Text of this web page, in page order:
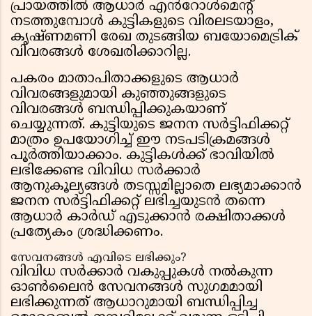
പ്രായത്തിൽ ആധാർ എൻറോൾമെൻ്റ്
നടത്തുമ്പോൾ കുട്ടികളുടെ വിരലടയാളം,
കൃഷ്ണമണി രേഖ തുടങ്ങിയ ബയോമെട്രിക്
വിവരങ്ങൾ ശേഖരിക്കാറില്ല.
പകരം മാതാപിതാക്കളുടെ ആധാർ
വിവരങ്ങളുമായി കുഞ്ഞുങ്ങളുടെ
വിവരങ്ങൾ ബന്ധിപ്പിക്കുകയാണ്
ചെയ്യുന്നത്. കുട്ടിയുടെ ജനന സർട്ടിഫിക്കറ്റ്
മാത്രം ഉപയോഗിച്ച് ഈ നടപടിക്രമങ്ങൾ
പൂർത്തിയാക്കാം. കുട്ടികൾക്ക് ഭാവിയിൽ
ലഭിക്കേണ്ട വിവിധ സർക്കാർ
ആനുകൂല്യങ്ങൾ തടസ്സമില്ലാതെ ലഭ്യമാക്കാൻ
ജനന സർട്ടിഫിക്കറ്റ് ലഭിച്ചയുടൻ തന്നെ
ആധാർ കാർഡ് എടുക്കാൻ രക്ഷിതാക്കൾ
പ്രത്യേകം ശ്രദ്ധിക്കണം.
സേവനങ്ങൾ എവിടെ ലഭിക്കും?
വിവിധ സർക്കാർ വകുപ്പുകൾ നൽകുന്ന
ഓൺലൈൻ സേവനങ്ങൾ സുഗമമായി
ലഭിക്കുന്നത് ആധാറുമായി ബന്ധിപ്പിച്ച